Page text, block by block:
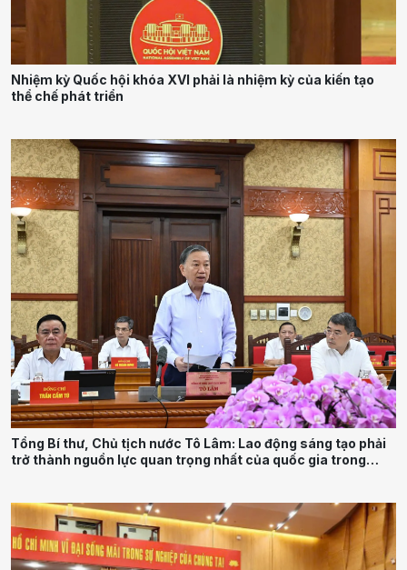
Nhiệm kỳ Quốc hội khóa XVI phải là nhiệm kỳ của kiến tạo
thể chế phát triển
Tổng Bí thư, Chủ tịch nước Tô Lâm: Lao động sáng tạo phải
trở thành nguồn lực quan trọng nhất của quốc gia trong